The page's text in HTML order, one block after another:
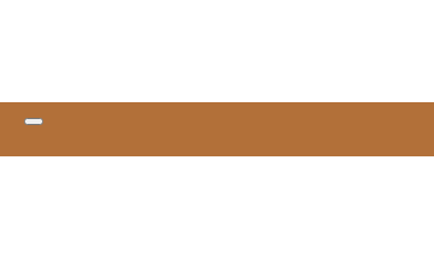
ТАИНСТВА БЛАГОДАТИ